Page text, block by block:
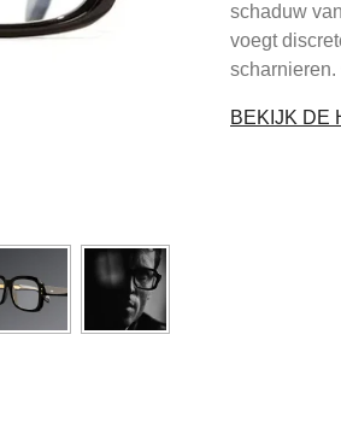
schaduw
voegt
BEKIJK DE